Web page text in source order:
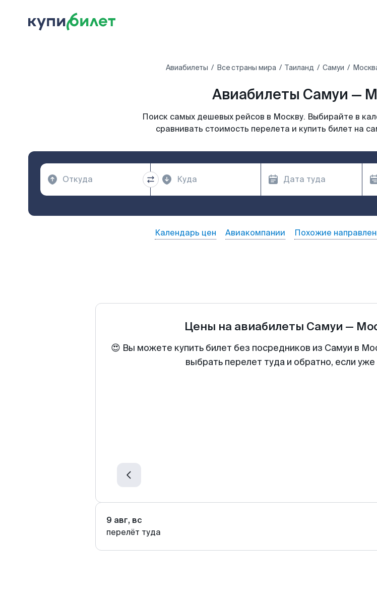
Авиабилеты Все страны мира Таиланд Самуи
Авиабилеты Самуи —
Поиск самых дешевых рейсов в Москву. Выбирайте в
сравнивать стоимость перелета и купить билет на
Календарь цен Авиакомпании Похожие
Цены на авиабилеты Самуи —
😍 Вы можете купить билет без посредников из Самуи в
выбрать перелет туда и обратно, если
9 авг, вс
перелёт туда